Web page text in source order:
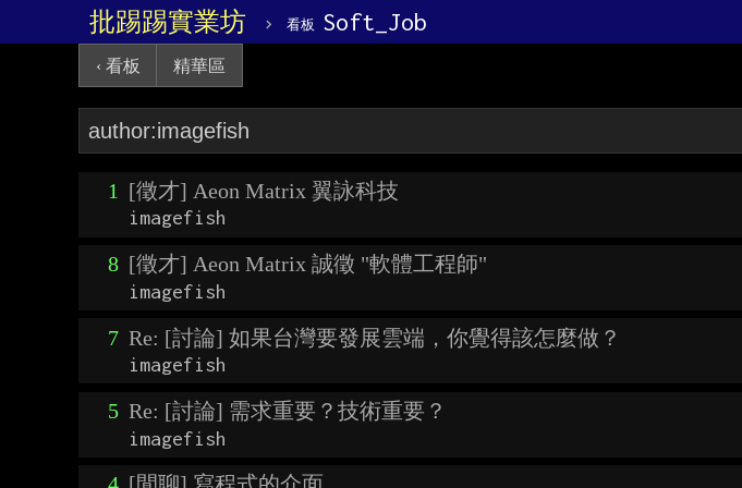
批踢踢實業坊 › 看板 Soft_Job
‹ 看板 精華區
1 [徵才] Aeon Matrix 翼詠科技
imagefish
8 [徵才] Aeon Matrix 誠徵 "軟體工程師"
imagefish
7 Re: [討論] 如果台灣要發展雲端，你覺得該怎麼做？
imagefish
5 Re: [討論] 需求重要？技術重要？
imagefish